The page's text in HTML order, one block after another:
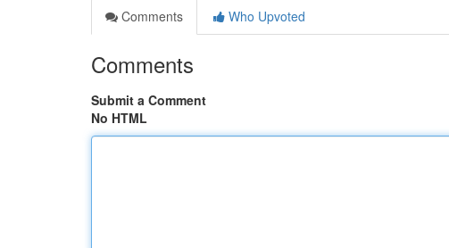
Comments
Who Upvoted
Comments
Submit a Comment
No HTML